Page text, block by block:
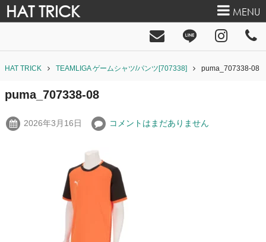
HAT TRICK MENU
HAT TRICK TEAMLIGA ゲームシャツ/パンツ[707338] puma_707338-08
puma_707338-08
2026年3月16日 コメントはまだありません